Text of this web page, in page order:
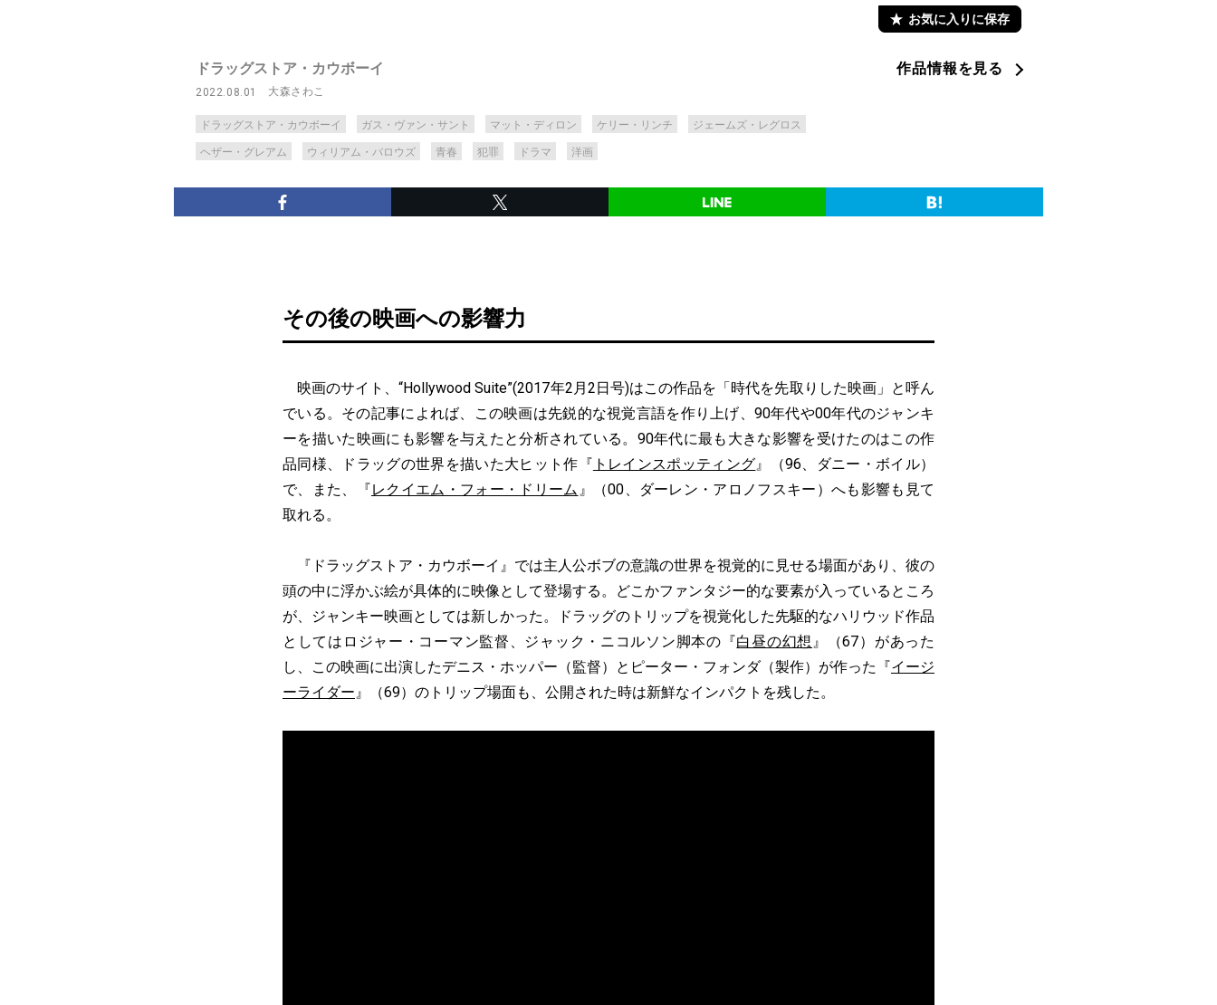
お気に入りに保存
ドラッグストア・カウボーイ
2022.08.01 大森さわこ
ドラッグストア・カウボーイ ガス・ヴァン・サント マット・ディロン ケリー・リンチ ジェームズ・レグロス
ヘザー・グレアム ウィリアム・バロウズ 青春 犯罪 ドラマ 洋画
作品情報を見る
その後の映画への影響力
映画のサイト、“Hollywood Suite”(2017年2月2日号)はこの作品を「時代を先取りした映画」と呼ん
でいる。その記事によれば、この映画は先鋭的な視覚言語を作り上げ、90年代や00年代のジャンキ
ーを描いた映画にも影響を与えたと分析されている。90年代に最も大きな影響を受けたのはこの作
品同様、ドラッグの世界を描いた大ヒット作『 トレインスポッティング』（96、ダニー・ボイル）
で、また、『レクイエム・フォー・ドリーム 』（00、ダーレン・アロノフスキー）へも影響も見て
取れる。
『ドラッグストア・カウボーイ』では主人公ボブの意識の世界を視覚的に見せる場面があり、彼の
頭の中に浮かぶ絵が具体的に映像として登場する。どこかファンタジー的な要素が入っているところ
が、ジャンキー映画としては新しかった。ドラッグのトリップを視覚化した先駆的なハリウッド作品
としてはロジャー・コーマン監督、ジャック・ニコルソン脚本の『白昼の幻想 』（67）があった
し、この映画に出演したデニス・ホッパー（監督）とピーター・フォンダ（製作）が作った『イージ
ーライダー』（69）のトリップ場面も、公開された時は新鮮なインパクトを残した。